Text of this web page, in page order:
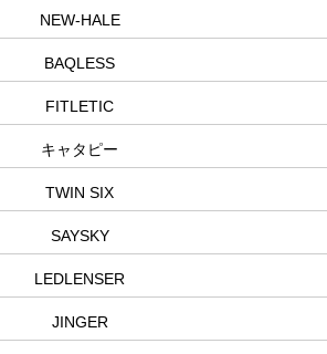
NEW-HALE
BAQLESS
FITLETIC
キャタピー
TWIN SIX
SAYSKY
LEDLENSER
JINGER